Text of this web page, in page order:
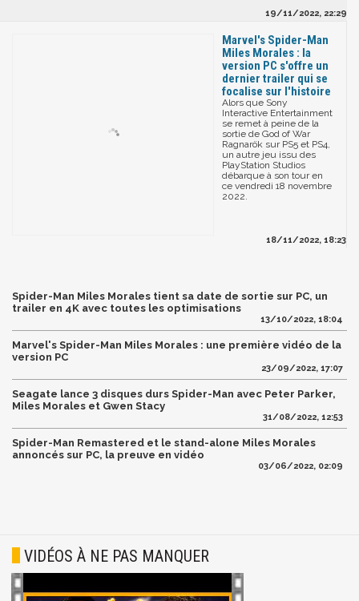
19/11/2022, 22:29
Marvel's Spider-Man
Miles Morales : la
version PC s'offre un
dernier trailer qui se
focalise sur l'histoire
Alors que Sony
Interactive Entertainment
se remet à peine de la
sortie de God of War
Ragnarök sur PS5 et PS4,
un autre jeu issu des
PlayStation Studios
débarque à son tour en
ce vendredi 18 novembre
2022.
18/11/2022, 18:23
Spider-Man Miles Morales tient sa date de sortie sur PC, un
trailer en 4K avec toutes les optimisations
13/10/2022, 18:04
Marvel's Spider-Man Miles Morales : une première vidéo de la
version PC
23/09/2022, 17:07
Seagate lance 3 disques durs Spider-Man avec Peter Parker,
Miles Morales et Gwen Stacy
31/08/2022, 12:53
Spider-Man Remastered et le stand-alone Miles Morales
annoncés sur PC, la preuve en vidéo
03/06/2022, 02:09
VIDÉOS À NE PAS MANQUER